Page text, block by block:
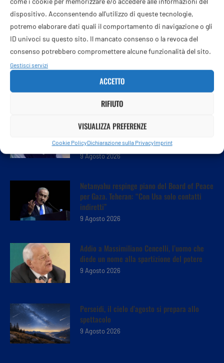
dispositivo. Acconsentendo all'utilizzo di queste tecnologie,
potremo elaborare dati quali il comportamento di navigazione o gli
ID univoci su questo sito. Il mancato consenso o la revoca del
consenso potrebbero compromettere alcune funzionalità del sito.
Gestisci servizi
ACCETTO
RIFIUTO
VISUALIZZA PREFERENZE
Cookie PolicyDichiarazione sulla PrivacyImprint
Morto Rolando D’Angeli, il ‘venditore di stelle’
Giorgia
9 Agosto 2026
Netanyahu respinge piano del Board of Peace
per Gaza. Teheran: “Con Usa solo contatti
indiretti”
9 Agosto 2026
Addio a Massimiliano Cencelli, l’uomo che
diede un nome alla spartizione del potere
9 Agosto 2026
Perseidi, il cielo d’agosto si prepara allo
spettacolo
9 Agosto 2026